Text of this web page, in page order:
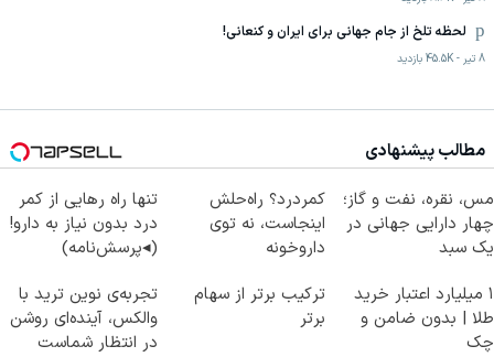
لحظه تلخ از جام جهانی برای ایران و کنعانی!
8 تیر -
45.5K بازدید
مطالب پیشنهادی
مس، نقره، نفت و گاز؛
چهار دارایی جهانی در
یک سبد
کمردرد؟ راه‌حلش
اینجاست، نه توی
داروخونه
تنها راه رهایی از کمر
درد بدون نیاز به دارو!
(◂پرسش‌نامه)
۱ میلیارد اعتبار خرید
طلا | بدون ضامن و
چک
ترکیب برتر از سهام
برتر
تجربه‌ی نوین ترید با
والکس، آینده‌ای روشن
در انتظار شماست